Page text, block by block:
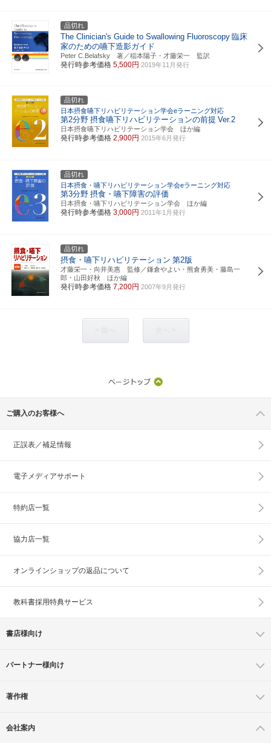
品切れ
The Clinician's Guide to Swallowing Fluoroscopy 臨床
家のための嚥下造影ガイド
Peter C.Belafsky 著／稲本陽子・才藤栄一 監訳
発行時参考価格 5,500円 2019年11月発行
品切れ
日本摂食嚥下リハビリテーション学会eラーニング対応
第2分野 摂食嚥下リハビリテーションの前提 Ver.2
日本摂食嚥下リハビリテーション学会 ほか編
発行時参考価格 2,900円 2015年6月発行
品切れ
日本摂食・嚥下リハビリテーション学会eラーニング対応
第3分野 摂食・嚥下障害の評価
日本摂食・嚥下リハビリテーション学会 ほか編
発行時参考価格 3,000円 2011年1月発行
品切れ
摂食・嚥下リハビリテーション 第2版
才藤栄一・向井美惠 監修／鎌倉やよい・熊倉勇美・藤島一
郎・山田好秋 ほか編
発行時参考価格 7,200円 2007年9月発行
ご購入のお客様へ
正誤表／補足情報
電子メディアサポート
特約店一覧
協力店一覧
オンラインショップの返品について
教科書採用特典サービス
書店様向け
パートナー様向け
著作権
会社案内